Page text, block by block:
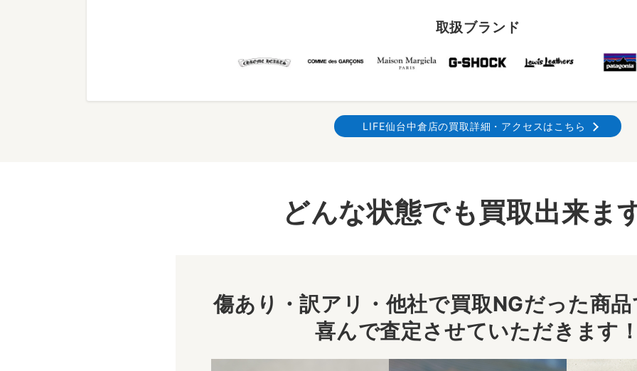
取扱ブランド
LIFE仙台中倉店の買取詳細・アクセスはこちら
どんな状態でも買取出来ま
傷あり・訳アリ・他社で買取NGだった商
喜んで査定させていただきます